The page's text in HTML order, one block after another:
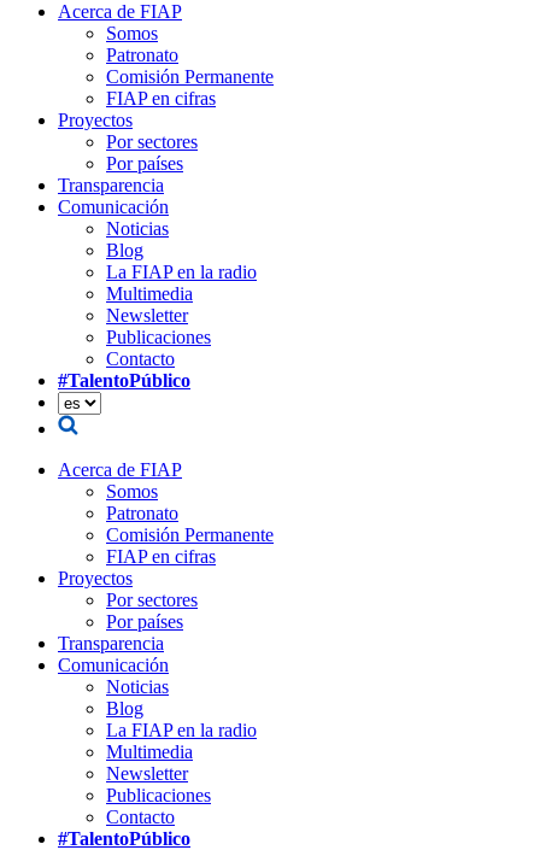
Acerca de FIAP
Somos
Patronato
Comisión Permanente
FIAP en cifras
Proyectos
Por sectores
Por países
Transparencia
Comunicación
Noticias
Blog
La FIAP en la radio
Multimedia
Newsletter
Publicaciones
Contacto
#TalentoPúblico
Acerca de FIAP
Somos
Patronato
Comisión Permanente
FIAP en cifras
Proyectos
Por sectores
Por países
Transparencia
Comunicación
Noticias
Blog
La FIAP en la radio
Multimedia
Newsletter
Publicaciones
Contacto
#TalentoPúblico